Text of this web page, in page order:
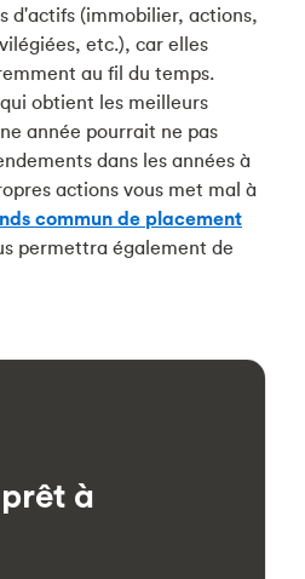
d'actifs (immobilier, actions,
etc.), car elles
au fil du temps.
obtient les meilleurs
année pourrait ne pas
dans les années à
actions vous met mal à
commun de placement
permettra également de
à